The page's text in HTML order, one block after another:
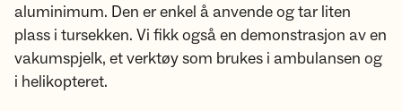
aluminimum. Den er enkel å anvende og tar liten
plass i tursekken. Vi fikk også en demonstrasjon av en
vakumspjelk, et verktøy som brukes i ambulansen og
i helikopteret.